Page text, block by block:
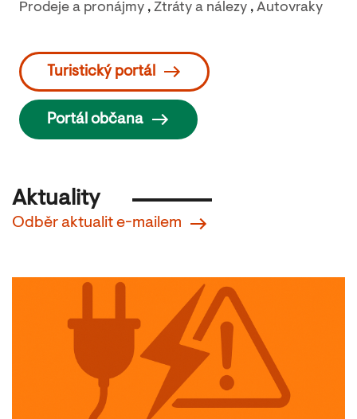
Prodeje a pronájmy , Ztráty a nálezy , Autovraky
Turistický portál
Portál občana
Aktuality
Odběr aktualit e-mailem